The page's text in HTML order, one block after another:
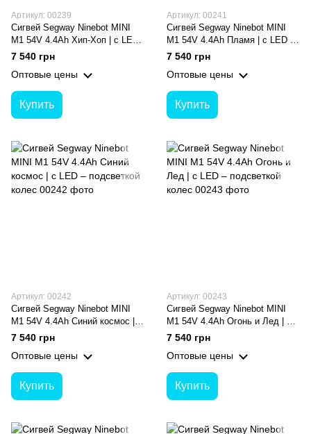
Артикул: 00239
Сигвей Segway Ninebot MINI
M1 54V 4.4Ah Хип-Хоп | с LED
– подсветкой колес
7 540 грн
Оптовые цены
Купить
Артикул: 00241
Сигвей Segway Ninebot MINI
M1 54V 4.4Ah Пламя | с LED –
подсветкой колес
7 540 грн
Оптовые цены
Купить
Артикул: 00242
Сигвей Segway Ninebot MINI
M1 54V 4.4Ah Синий космос | с
LED – подсветкой колес
7 540 грн
Оптовые цены
Купить
Артикул: 00243
Сигвей Segway Ninebot MINI
M1 54V 4.4Ah Огонь и Лед | с
LED – подсветкой колес
7 540 грн
Оптовые цены
Купить